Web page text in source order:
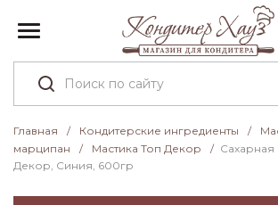
Главная / Кондитерские ингредиенты /
марципан
/ Мастика Топ Декор / Сахарная
Декор, Синия, 600гр